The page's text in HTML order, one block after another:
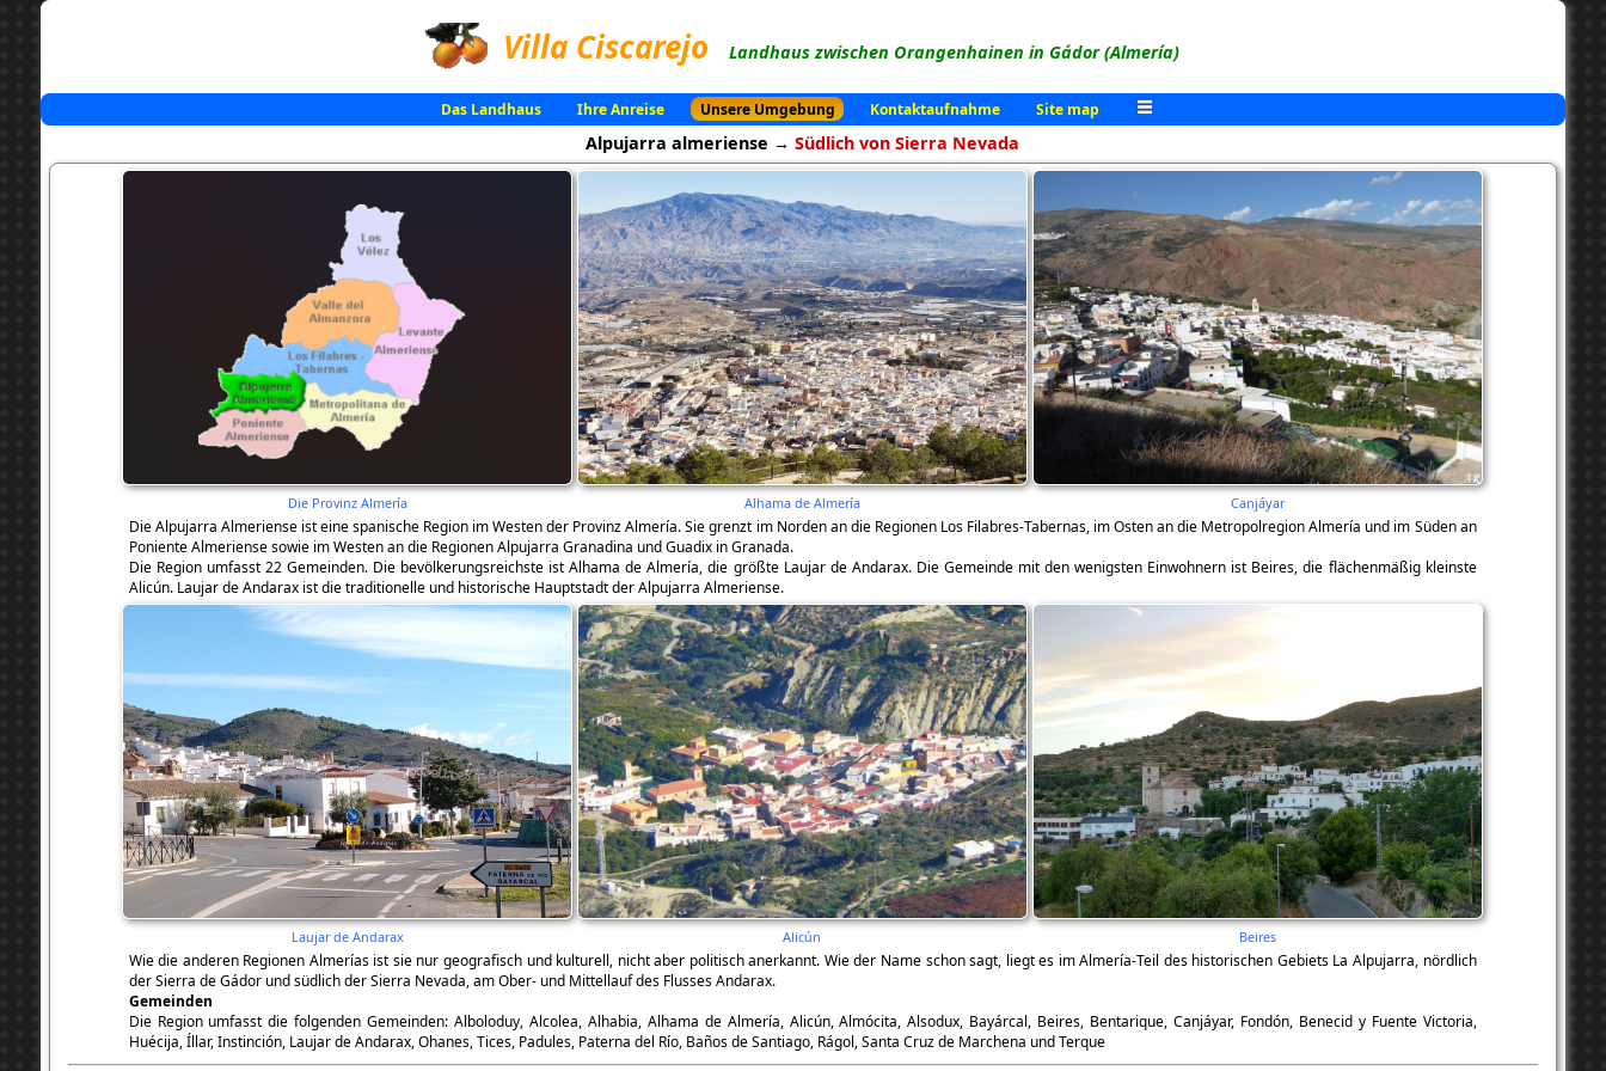
Villa Ciscarejo Landhaus zwischen Orangenhainen in Gádor (Almería)
Das Landhaus Ihre Anreise Unsere Umgebung Kontaktaufnahme Site map
Alpujarra almeriense →Südlich von Sierra Nevada
Die Provinz Almería Alhama de Almería Canjáyar
Die Alpujarra Almeriense ist eine spanische Region im Westen der Provinz Almería. Sie grenzt im Norden an die Regionen Los Filabres-Tabernas, im Osten an die Metropolregion Almería und im Süden an
Poniente Almeriense sowie im Westen an die Regionen Alpujarra Granadina und Guadix in Granada.
Die Region umfasst 22 Gemeinden. Die bevölkerungsreichste ist Alhama de Almería, die größte Laujar de Andarax. Die Gemeinde mit den wenigsten Einwohnern ist Beires, die flächenmäßig kleinste
Alicún. Laujar de Andarax ist die traditionelle und historische Hauptstadt der Alpujarra Almeriense.
Laujar de Andarax Alicún Beires
Wie die anderen Regionen Almerías ist sie nur geografisch und kulturell, nicht aber politisch anerkannt. Wie der Name schon sagt, liegt es im Almería-Teil des historischen Gebiets La Alpujarra, nördlich
der Sierra de Gádor und südlich der Sierra Nevada, am Ober- und Mittellauf des Flusses Andarax.
Gemeinden
Die Region umfasst die folgenden Gemeinden: Alboloduy, Alcolea, Alhabia, Alhama de Almería, Alicún, Almócita, Alsodux, Bayárcal, Beires, Bentarique, Canjáyar, Fondón, Benecid y Fuente Victoria,
Huécija, Íllar, Instinción, Laujar de Andarax, Ohanes, Tices, Padules, Paterna del Río, Baños de Santiago, Rágol, Santa Cruz de Marchena und Terque